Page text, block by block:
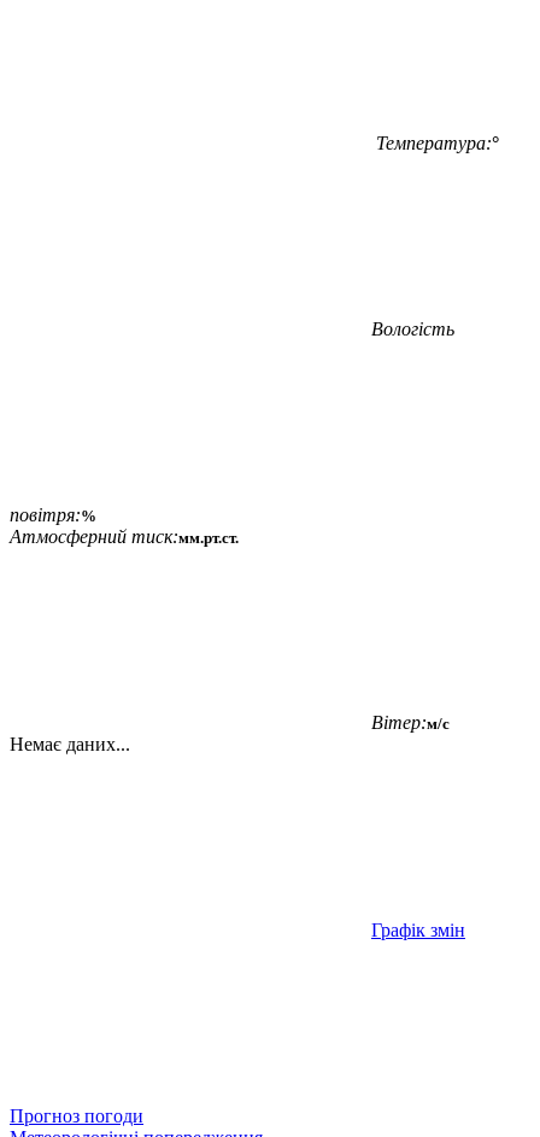
Температура:°
Вологість
повітря:%
Атмосферний тиск:мм.рт.ст.
Вітер:м/с
Немає даних...
Графік змін
Прогноз погоди